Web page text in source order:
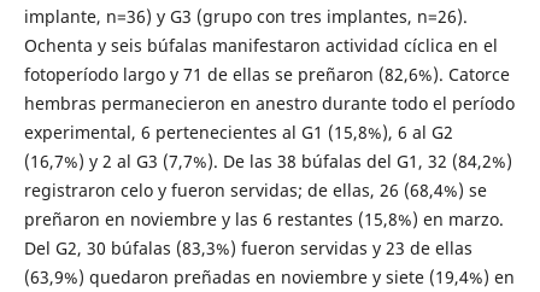
implante, n=36) y G3 (grupo con tres implantes, n=26).
Ochenta y seis búfalas manifestaron actividad cíclica en el
fotoperíodo largo y 71 de ellas se preñaron (82,6%). Catorce
hembras permanecieron en anestro durante todo el período
experimental, 6 pertenecientes al G1 (15,8%), 6 al G2
(16,7%) y 2 al G3 (7,7%). De las 38 búfalas del G1, 32 (84,2%)
registraron celo y fueron servidas; de ellas, 26 (68,4%) se
preñaron en noviembre y las 6 restantes (15,8%) en marzo.
Del G2, 30 bú­falas (83,3%) fueron servidas y 23 de ellas
(63,9%) quedaron preñadas en noviembre y siete (19,4%) en